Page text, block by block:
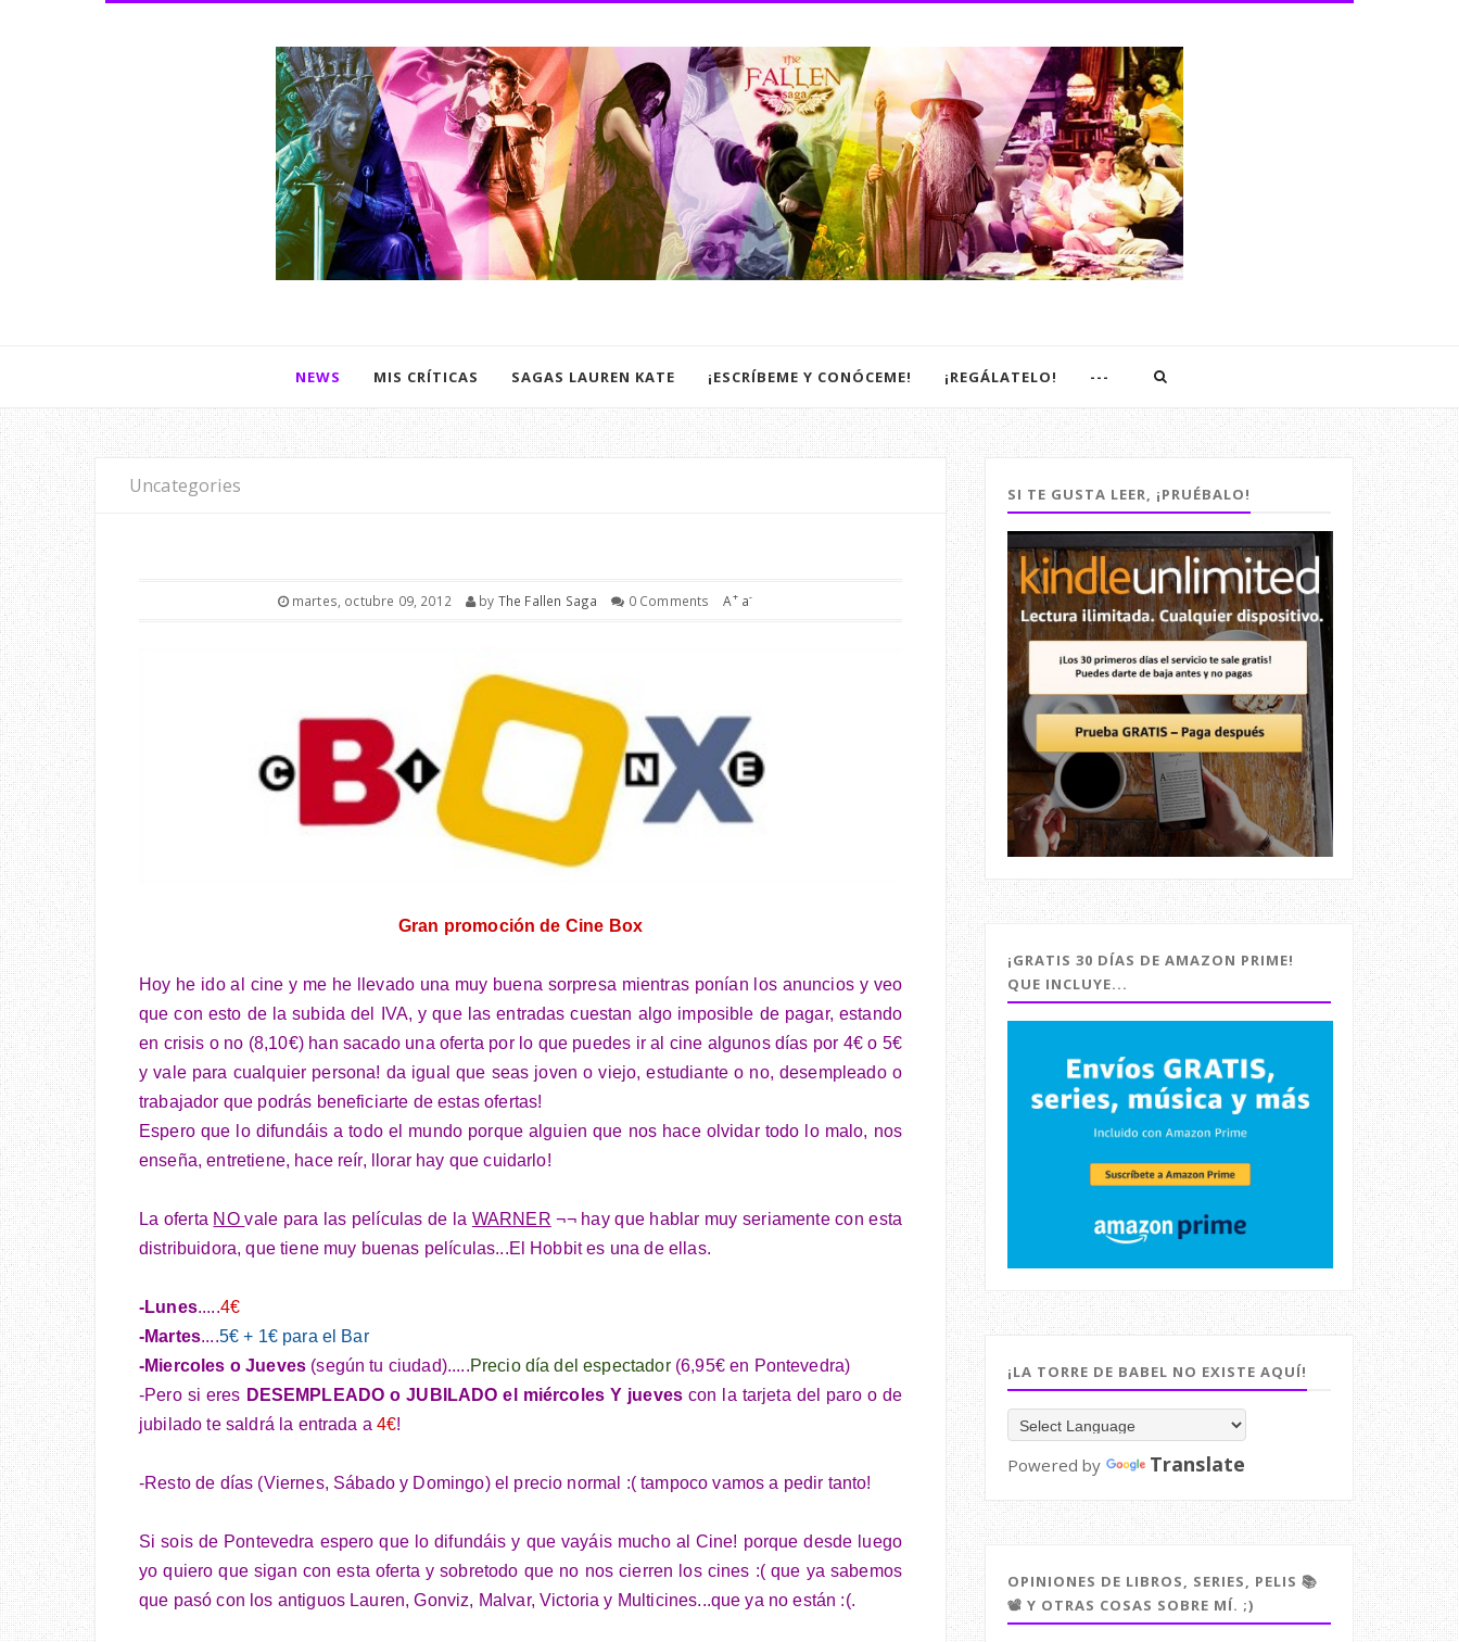
NEWS MIS CRÍTICAS SAGAS LAUREN KATE ¡ESCRÍBEME Y CONÓCEME! ¡REGÁLATELO! ---
Uncategories
martes, octubre 09, 2012 by The Fallen Saga 0 Comments A+ a-
Gran promoción de Cine Box
Hoy he ido al cine y me he llevado una muy buena sorpresa mientras ponían los anuncios y veo
que con esto de la subida del IVA, y que las entradas cuestan algo imposible de pagar, estando
en crisis o no (8,10€) han sacado una oferta por lo que puedes ir al cine algunos días por 4€ o 5€
y vale para cualquier persona! da igual que seas joven o viejo, estudiante o no, desempleado o
trabajador que podrás beneficiarte de estas ofertas!
Espero que lo difundáis a todo el mundo porque alguien que nos hace olvidar todo lo malo, nos
enseña, entretiene, hace reír, llorar hay que cuidarlo!
La oferta NOvale para las películas de la WARNER ¬¬ hay que hablar muy seriamente con esta
distribuidora, que tiene muy buenas películas...El Hobbit es una de ellas.
-Lunes.....4€
-Martes....5€ + 1€ para el Bar
-Miercoles o Jueves (según tu ciudad).....Precio día del espectador(6,95€ en Pontevedra)
-Pero si eres DESEMPLEADO o JUBILADO el miércoles Y jueves con la tarjeta del paro o de
jubilado te saldrá la entrada a4€!
-Resto de días (Viernes, Sábado y Domingo) el precio normal :( tampoco vamos a pedir tanto!
Si sois de Pontevedra espero que lo difundáis y que vayáis mucho al Cine! porque desde luego
yo quiero que sigan con esta oferta y sobretodo que no nos cierren los cines :( que ya sabemos
que pasó con los antiguos Lauren, Gonviz, Malvar, Victoria y Multicines...que ya no están :(.
SI TE GUSTA LEER, ¡PRUÉBALO!
¡GRATIS 30 DÍAS DE AMAZON PRIME!
QUE INCLUYE...
¡LA TORRE DE BABEL NO EXISTE AQUÍ!
Powered by Translate
OPINIONES DE LIBROS, SERIES, PELIS 📚
📽️ Y OTRAS COSAS SOBRE MÍ. ;)